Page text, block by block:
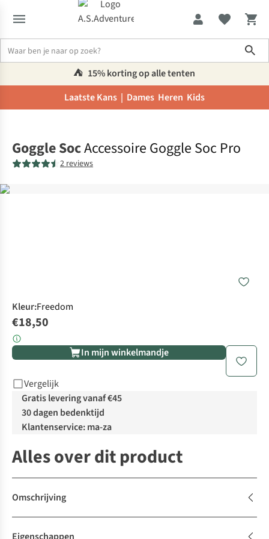
⛺️ 15% korting op alle tenten
Laatste Kans | Dames Heren Kids
Goggle SocAccessoire Goggle Soc Pro
2 reviews
Kleur:Freedom
€18,50
In mijn winkelmandje
Vergelijk
Gratis levering vanaf €45
30 dagen bedenktijd
Klantenservice: ma-za
Alles over dit product
Omschrijving